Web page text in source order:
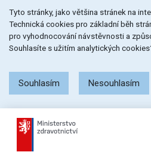
na
menu
na
obsah
na
patičku
stránky
Tyto stránky, jako většina stránek na
Technická cookies pro základní běh
pro vyhodnocování návstěvnosti a
Souhlasíte s užitím analytických
Souhlasím Nesouhlasím